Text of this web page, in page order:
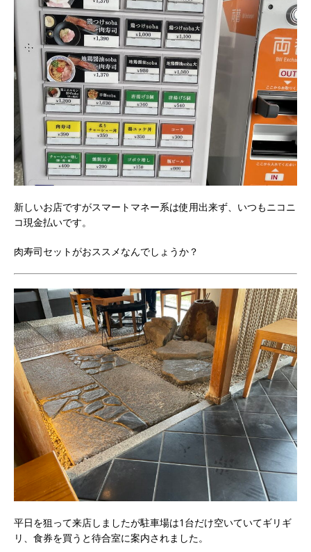
新しいお店ですがスマートマネー系は使用出来ず、いつもニコニ
コ現金払いです。
肉寿司セットがおススメなんでしょうか？
平日を狙って来店しましたが駐車場は1台だけ空いていてギリギ
リ、食券を買うと待合室に案内されました。